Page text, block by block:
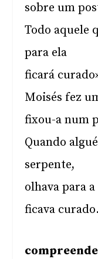
sobre um
Todo aquele
para ela
ficará
Moisés fez
fixou-a num
Quando
serpente,
olhava para
ficava curado.